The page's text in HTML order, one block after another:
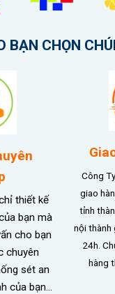
BẠN CHỌN
thiết kế
bạn mà
cho bạn
chuyên
sét an
của bạn…
Công
giao
tỉnh
nội thành
24h.
hàng